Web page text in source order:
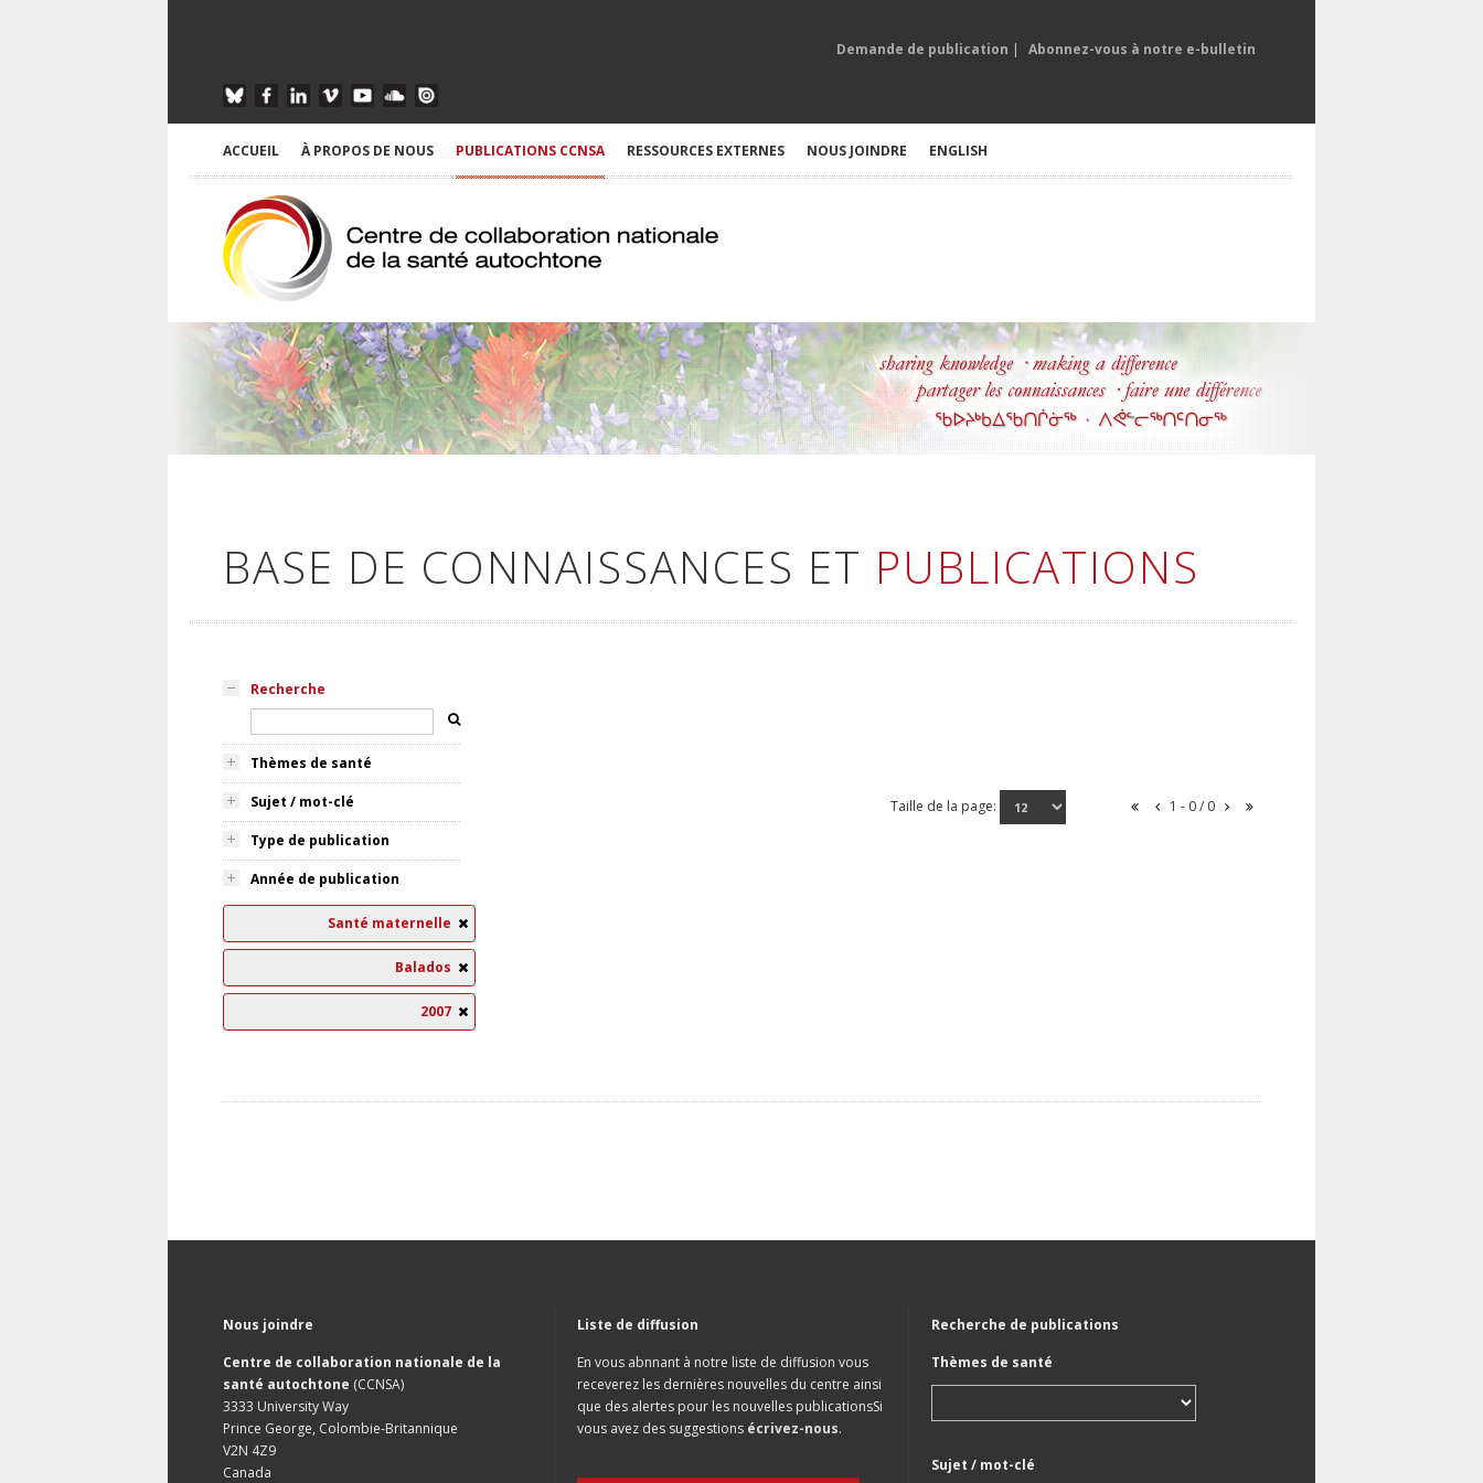
Demande de publication | Abonnez-vous à notre e-bulletin
ACCUEIL À PROPOS DE NOUS PUBLICATIONS CCNSA RESSOURCES EXTERNES NOUS JOINDRE ENGLISH
BASE DE CONNAISSANCES ET PUBLICATIONS
Recherche
Thèmes de santé
Sujet / mot-clé
Type de publication
Année de publication
Santé maternelle
Balados
2007
Taille de la page: 1 - 0 / 0
Nous joindre
Centre de collaboration nationale de la
santé autochtone (CCNSA)
3333 University Way
Prince George, Colombie-Britannique
V2N 4Z9
Canada
Liste de diffusion
En vous abnnant à notre liste de diffusion vous
receverez les dernières nouvelles du centre ainsi
que des alertes pour les nouvelles publicationsSi
vous avez des suggestions écrivez-nous.
Recherche de publications
Thèmes de santé
Sujet / mot-clé